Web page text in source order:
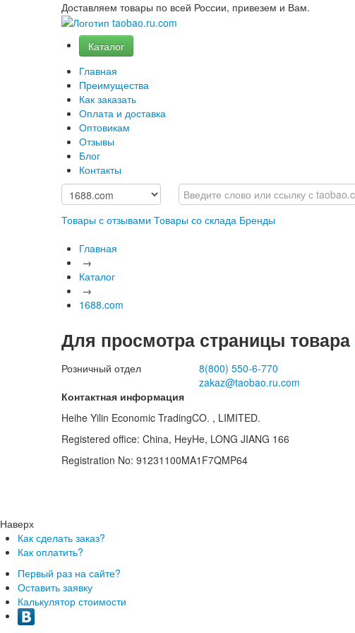
Доставляем товары по всей России, привезем и Вам.
Каталог
Главная
Преимущества
Как заказать
Оплата и доставка
Оптовикам
Отзывы
Блог
Контакты
Товары с отзывами Товары со склада Бренды
Главная
→
Каталог
→
1688.com
Для просмотра страницы товара
Розничный отдел 8(800) 550-6-770
zakaz@taobao.ru.com
Контактная информация
Heihe Yilin Economic TradingCO. , LIMITED.
Registered office: China, HeyHe, LONG JIANG 166
Registration No: 91231100MA1F7QMP64
Наверх
Как сделать заказ?
Как оплатить?
Первый раз на сайте?
Оставить заявку
Калькулятор стоимости